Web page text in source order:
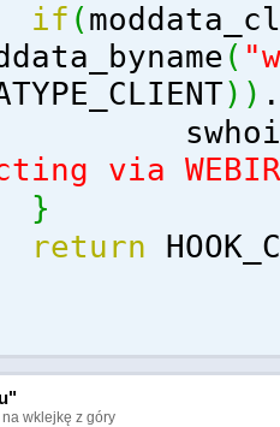
if (
(
) ) .
via
}
return
wklejkę z góry